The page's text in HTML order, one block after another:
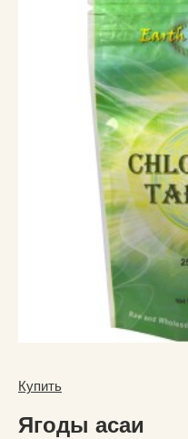
Купить
Ягоды асаи